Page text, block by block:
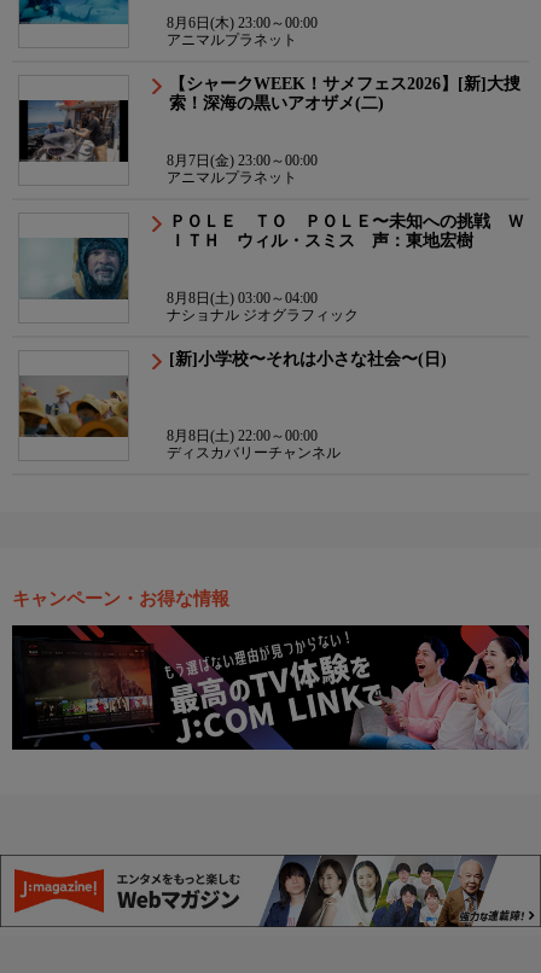
8月6日(木) 23:00～00:00
アニマルプラネット
【シャークWEEK！サメフェス2026】[新]大捜
索！深海の黒いアオザメ(二)
8月7日(金) 23:00～00:00
アニマルプラネット
ＰＯＬＥ ＴＯ ＰＯＬＥ〜未知への挑戦 Ｗ
ＩＴＨ ウィル・スミス 声：東地宏樹
8月8日(土) 03:00～04:00
ナショナル ジオグラフィック
[新]小学校〜それは小さな社会〜(日)
8月8日(土) 22:00～00:00
ディスカバリーチャンネル
キャンペーン・お得な情報